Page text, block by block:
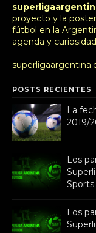
proyecto y la
fútbol en la
agenda y
POSTS RECIENTES
La
2019/
Los
Sports
Los